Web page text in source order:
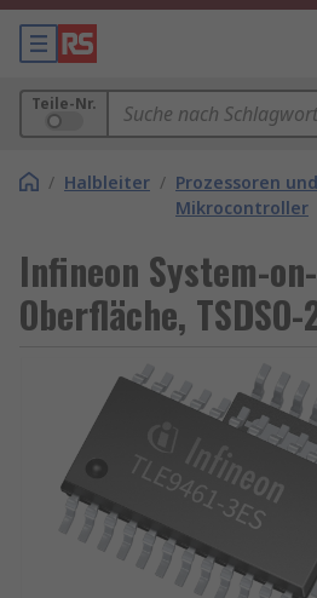
Teile-Nr.
/ Halbleiter / Prozessoren und
Mikrocontroller
Infineon System-
Oberfläche,